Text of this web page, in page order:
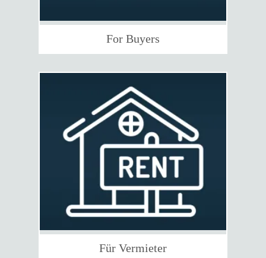
For Buyers
Für Vermieter